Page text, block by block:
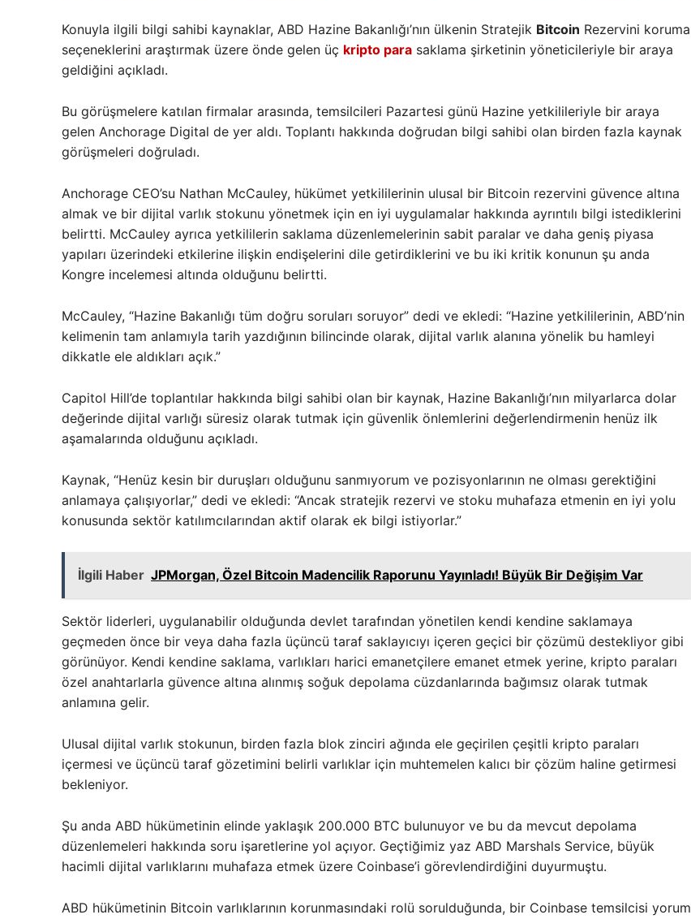
Konuyla ilgili bilgi sahibi kaynaklar, ABD Hazine Bakanlığı’nın ülkenin Stratejik Bitcoin Rezervini koruma
seçeneklerini araştırmak üzere önde gelen üç kripto para saklama şirketinin yöneticileriyle bir araya
geldiğini açıkladı.
Bu görüşmelere katılan firmalar arasında, temsilcileri Pazartesi günü Hazine yetkilileriyle bir araya
gelen Anchorage Digital de yer aldı. Toplantı hakkında doğrudan bilgi sahibi olan birden fazla kaynak
görüşmeleri doğruladı.
Anchorage CEO’su Nathan McCauley, hükümet yetkililerinin ulusal bir Bitcoin rezervini güvence altına
almak ve bir dijital varlık stokunu yönetmek için en iyi uygulamalar hakkında ayrıntılı bilgi istediklerini
belirtti. McCauley ayrıca yetkililerin saklama düzenlemelerinin sabit paralar ve daha geniş piyasa
yapıları üzerindeki etkilerine ilişkin endişelerini dile getirdiklerini ve bu iki kritik konunun şu anda
Kongre incelemesi altında olduğunu belirtti.
McCauley, “Hazine Bakanlığı tüm doğru soruları soruyor” dedi ve ekledi: “Hazine yetkililerinin, ABD’nin
kelimenin tam anlamıyla tarih yazdığının bilincinde olarak, dijital varlık alanına yönelik bu hamleyi
dikkatle ele aldıkları açık.”
Capitol Hill’de toplantılar hakkında bilgi sahibi olan bir kaynak, Hazine Bakanlığı’nın milyarlarca dolar
değerinde dijital varlığı süresiz olarak tutmak için güvenlik önlemlerini değerlendirmenin henüz ilk
aşamalarında olduğunu açıkladı.
Kaynak, “Henüz kesin bir duruşları olduğunu sanmıyorum ve pozisyonlarının ne olması gerektiğini
anlamaya çalışıyorlar,” dedi ve ekledi: “Ancak stratejik rezervi ve stoku muhafaza etmenin en iyi yolu
konusunda sektör katılımcılarından aktif olarak ek bilgi istiyorlar.”
İlgili Haber JPMorgan, Özel Bitcoin Madencilik Raporunu Yayınladı! Büyük Bir Değişim Var
Sektör liderleri, uygulanabilir olduğunda devlet tarafından yönetilen kendi kendine saklamaya
geçmeden önce bir veya daha fazla üçüncü taraf saklayıcıyı içeren geçici bir çözümü destekliyor gibi
görünüyor. Kendi kendine saklama, varlıkları harici emanetçilere emanet etmek yerine, kripto paraları
özel anahtarlarla güvence altına alınmış soğuk depolama cüzdanlarında bağımsız olarak tutmak
anlamına gelir.
Ulusal dijital varlık stokunun, birden fazla blok zinciri ağında ele geçirilen çeşitli kripto paraları
içermesi ve üçüncü taraf gözetimini belirli varlıklar için muhtemelen kalıcı bir çözüm haline getirmesi
bekleniyor.
Şu anda ABD hükümetinin elinde yaklaşık 200.000 BTC bulunuyor ve bu da mevcut depolama
düzenlemeleri hakkında soru işaretlerine yol açıyor. Geçtiğimiz yaz ABD Marshals Service, büyük
hacimli dijital varlıklarını muhafaza etmek üzere Coinbase’i görevlendirdiğini duyurmuştu.
ABD hükümetinin Bitcoin varlıklarının korunmasındaki rolü sorulduğunda, bir Coinbase temsilcisi yorum